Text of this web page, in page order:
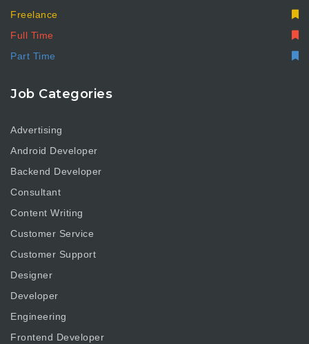
Freelance
Full Time
Part Time
Job Categories
Advertising
Android Developer
Backend Developer
Consultant
Content Writing
Customer Service
Customer Support
Designer
Developer
Engineering
Frontend Developer